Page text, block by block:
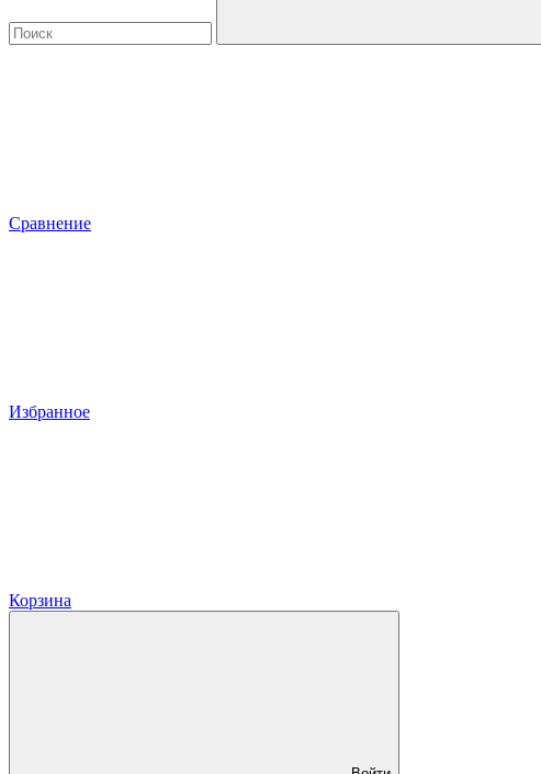
Сравнение
Избранное
Корзина